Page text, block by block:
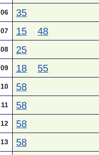
06 35
07 15 48
08 25
09 18 55
10 58
11 58
12 58
13 58